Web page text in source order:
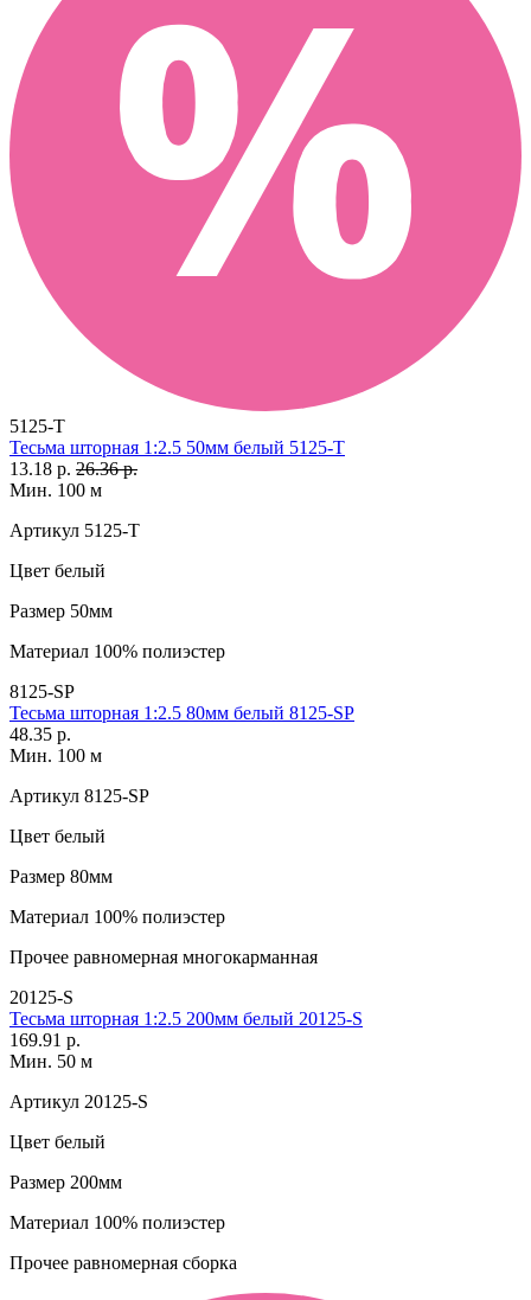
5125-T
Тесьма шторная 1:2.5 50мм белый 5125-T
13.18 р. 26.36 р.
Мин. 100 м
Артикул 5125-T
Цвет белый
Размер 50мм
Материал 100% полиэстер
8125-SP
Тесьма шторная 1:2.5 80мм белый 8125-SP
48.35 р.
Мин. 100 м
Артикул 8125-SP
Цвет белый
Размер 80мм
Материал 100% полиэстер
Прочее равномерная многокарманная
20125-S
Тесьма шторная 1:2.5 200мм белый 20125-S
169.91 р.
Мин. 50 м
Артикул 20125-S
Цвет белый
Размер 200мм
Материал 100% полиэстер
Прочее равномерная сборка